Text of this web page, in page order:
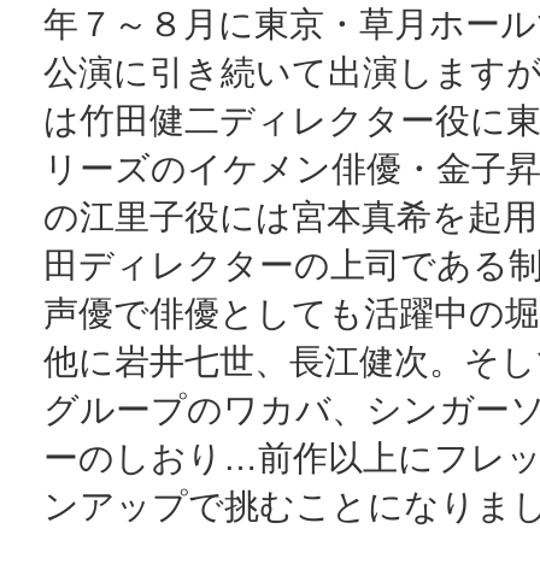
年７～８月に東京・草月ホー
公演に引き続いて出演します
は竹田健二ディレクター役に
リーズのイケメン俳優・金子
の江里子役には宮本真希を起
田ディレクターの上司である
声優で俳優としても活躍中の
他に岩井七世、長江健次。そ
グループのワカバ、シンガー
ーのしおり…前作以上にフレ
ンアップで挑むことになりま